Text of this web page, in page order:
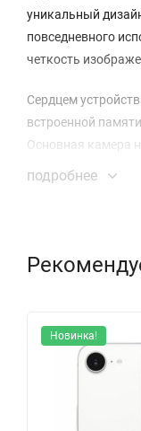
уникальный
повседневного
четкость
Сердцем
встроенной
Основная камера
стабилизация
точность
С мощной
можете быть
устройство в
подробнее
Новинка!